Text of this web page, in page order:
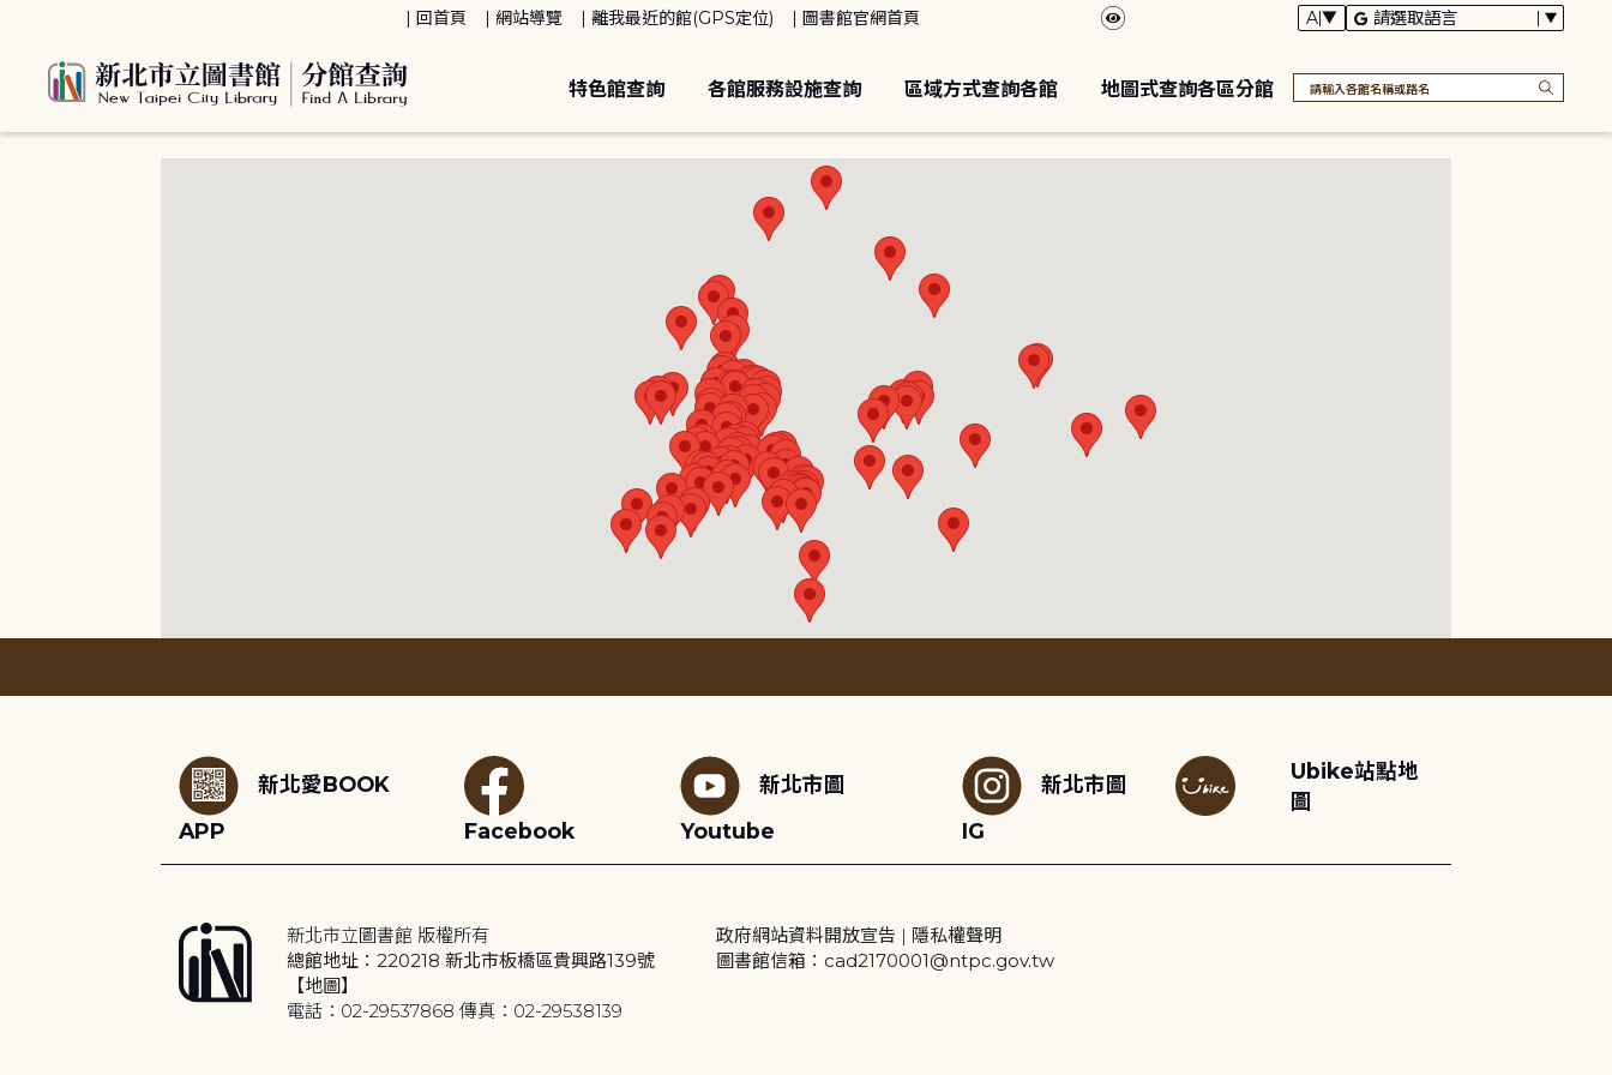
回首頁 網站導覽 離我最近的館(GPS定位) 圖書館官網首頁
特色館查詢 各館服務設施查詢 區域方式查詢各館 地圖式查詢各區分館
新北愛BOOK
APP
Facebook
新北市圖
Youtube
新北市圖
IG
Ubike站點地
圖
新北市立圖書館 版權所有
總館地址：220218 新北市板橋區貴興路139號
【地圖】
電話：02-29537868 傳真：02-29538139
政府網站資料開放宣告 | 隱私權聲明
圖書館信箱：cad2170001@ntpc.gov.tw